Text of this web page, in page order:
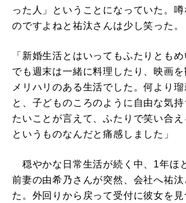
った人」ということになっていた。
のですよねと祐汰さんは少し笑った。
「新婚生活とはいってもふたりともめ
でも週末は一緒に料理したり、映画を
メリハリのある生活でした。何より
と、子どものころのように自由な気
たいことが言えて、ふたりで笑い合
というものなんだと痛感しました」
穏やかな日常生活が続く中、1年ほ
前妻の由希乃さんが突然、会社へ祐汰
た。外回りから戻って受付に彼女を